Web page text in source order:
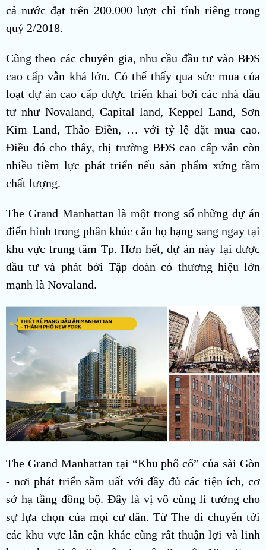
cả nước đạt trên 200.000 lượt chỉ tính riêng trong
quý 2/2018.
Cũng theo các chuyên gia, nhu cầu đầu tư vào BĐS
cao cấp vẫn khá lớn. Có thể thấy qua sức mua của
loạt dự án cao cấp được triển khai bởi các nhà đầu
tư như Novaland, Capital land, Keppel Land, Sơn
Kim Land, Thảo Điền, … với tỷ lệ đặt mua cao.
Điều đó cho thấy, thị trường BĐS cao cấp vẫn còn
nhiều tiềm lực phát triển nếu sản phẩm xứng tầm
chất lượng.
The Grand Manhattan là một trong số những dự án
điển hình trong phân khúc căn họ hạng sang ngay tại
khu vực trung tâm Tp. Hơn hết, dự án này lại được
đầu tư và phát bởi Tập đoàn có thương hiệu lớn
mạnh là Novaland.
The Grand Manhattan tại “Khu phố cổ” của sài Gòn
- nơi phát triển sầm uất với đầy đủ các tiện ích, cơ
sở hạ tầng đồng bộ. Đây là vị vô cùng lí tưởng cho
sự lựa chọn của mọi cư dân. Từ The di chuyển tới
các khu vực lân cận khác cũng rất thuận lợi và linh